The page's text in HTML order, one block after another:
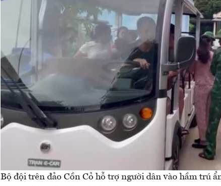
Bộ đội trên đảo Cồn Cỏ hỗ trợ người dân vào hầm trú